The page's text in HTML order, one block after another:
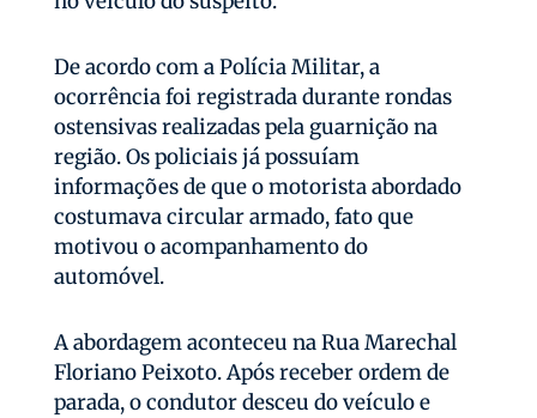
De acordo com a Polícia Militar, a
ocorrência foi registrada durante rondas
ostensivas realizadas pela guarnição na
região. Os policiais já possuíam
informações de que o motorista abordado
costumava circular armado, fato que
motivou o acompanhamento do
automóvel.
A abordagem aconteceu na Rua Marechal
Floriano Peixoto. Após receber ordem de
parada, o condutor desceu do veículo e